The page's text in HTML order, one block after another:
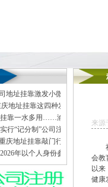
地址挂靠激发小微实体活力——
地址挂靠这四种发票不合规！
靠一水多用……渝中这群娃儿解
行“记分制”公司注册地址挂靠
庆地址挂靠敲门行动信用“活水”
年以个人身份参加职工医保待
来源
社
会教
以
健康